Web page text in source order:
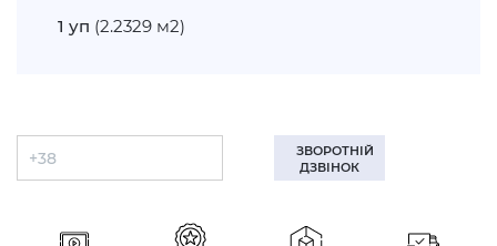
1 уп (2.2329 м2)
ЗВОРОТНІЙ
ДЗВІНОК